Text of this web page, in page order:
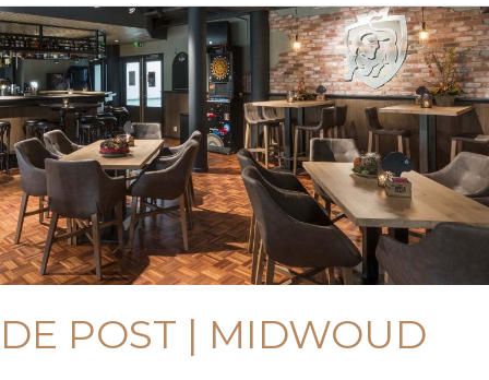
DE POST | MIDWOUD
De
Post
|
Midwoud